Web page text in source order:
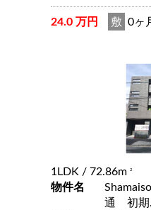
24.0 万円 敷 0ヶ
1LDK / 72.86m 2
物件名
通 初期